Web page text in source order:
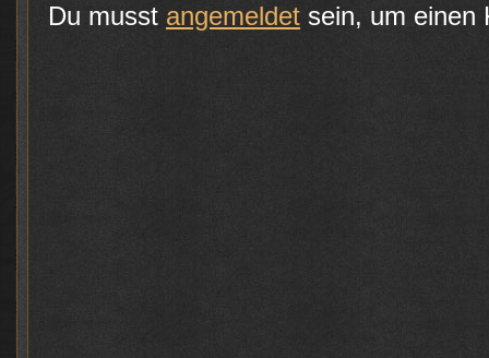
Du musst angemeldet sein, um einen